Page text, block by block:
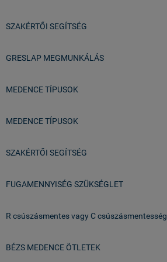
SZAKÉRTŐI SEGÍTSÉG
GRESLAP MEGMUNKÁLÁS
MEDENCE TÍPUSOK
MEDENCE TÍPUSOK
SZAKÉRTŐI SEGÍTSÉG
FUGAMENNYISÉG SZÜKSÉGLET
R csúszásmentes vagy C csúszásmentesség
BÉZS MEDENCE ÖTLETEK